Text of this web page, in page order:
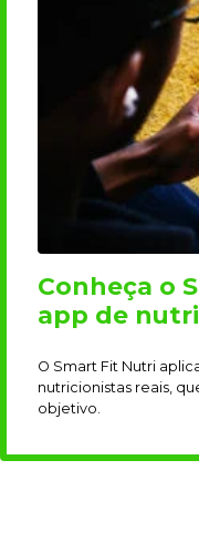
Conheça o
app de
O Smart Fit Nutri
nutricionistas reais,
objetivo.